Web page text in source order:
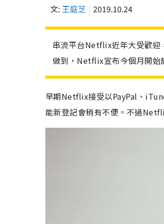
文: 王庭芝 2019.10.24
串流平台Netflix近年大受歡迎
做到，Netflix宣布今個月開始
早期Netflix接受以PayPal、
能新登記會稍有不便。不過